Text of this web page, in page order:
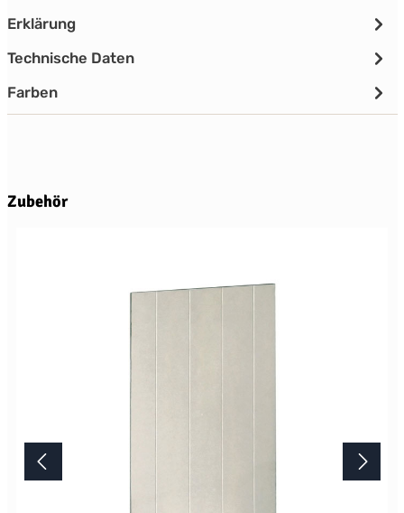
Erklärung
Technische Daten
Farben
Produktgalerie überspringen
Zubehör